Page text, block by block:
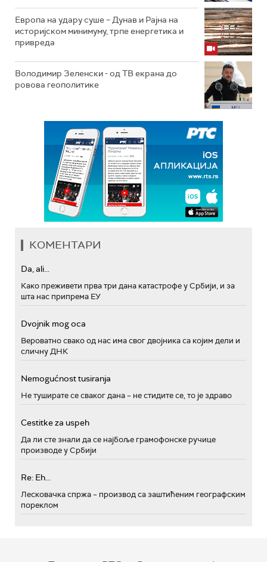
Европа на удару суше – Дунав и Рајна на
историјском минимуму, трпе енергетика и
привреда
Володимир Зеленски - од ТВ екрана до
ровова геополитике
КОМЕНТАРИ
Da, ali...
Како преживети прва три дана катастрофе у Србији, и за
шта нас припрема ЕУ
Dvojnik mog oca
Вероватно свако од нас има свог двојника са којим дели и
сличну ДНК
Nemogućnost tusiranja
Не туширате се сваког дана – не стидите се, то је здраво
Cestitke za uspeh
Да ли сте знали да се најбоље грамофонске ручице
производе у Србији
Re: Eh...
Лесковачка спржа – производ са заштићеним географским
пореклом